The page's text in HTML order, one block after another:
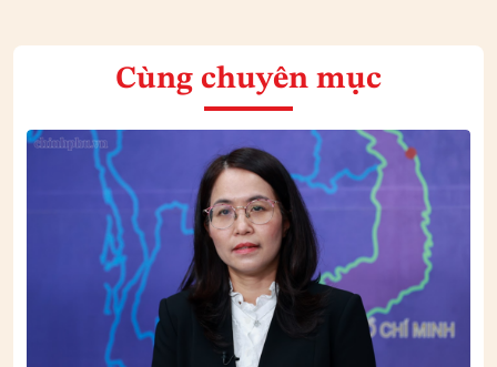
Cùng chuyên mục